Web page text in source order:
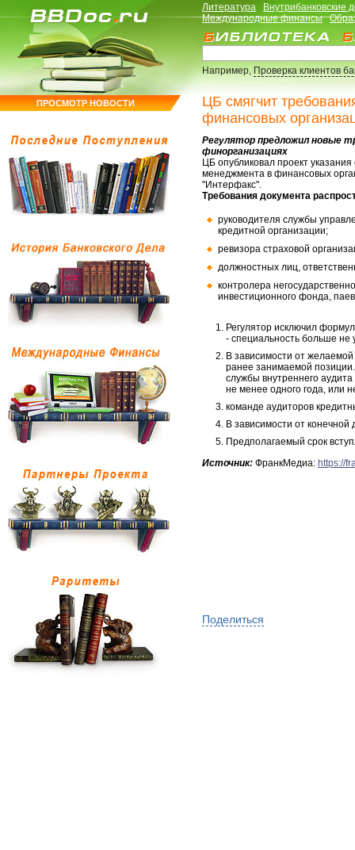
ПРОСМОТР НОВОСТИ
Литература
Внутрибанковские
Международные финансы
Например,Проверка клиентов
ЦБ смягчит
финансовых
Регулятор предложил новые
финорганизациях
ЦБ опубликовал проект
менеджмента в финансовых
"Интерфакс".
Требования документа
руководителя службы
кредитной организации;
ревизора страховой
должностных лиц,
контролера
инвестиционного фонда,
Регулятор исключил
- специальность больше не
В зависимости от
ранее занимаемой
службы внутреннего аудита
не менее одного года, или
команде аудиторов
В зависимости от конечной
Предполагаемый срок
Источник: ФранкМедиа: https://
Поделиться